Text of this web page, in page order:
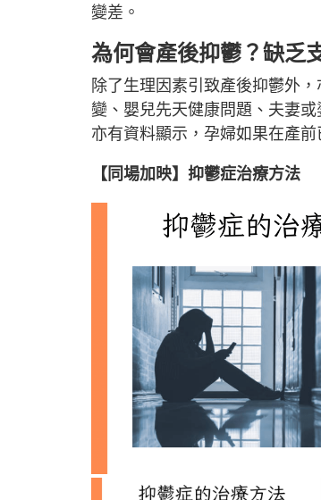
變差。
為何會產後抑鬱？缺乏
除了生理因素引致產後抑鬱外
變、嬰兒先天健康問題、夫妻
亦有資料顯示，孕婦如果在產
【同場加映】抑鬱症治療方法